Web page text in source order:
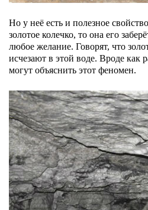
Но у неё есть и полезное
золотое колечко, то она его
любое желание. Говорят, что
исчезают в этой воде. Вроде как
могут объяснить этот феномен.